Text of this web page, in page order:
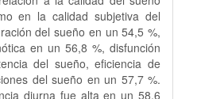
en la calidad subjetiva del
del sueño en un 54,5 %,
en un 56,8 %, disfunción
del sueño, eficiencia de
del sueño en un 57,7 %.
diurna fue alta en un 58,6